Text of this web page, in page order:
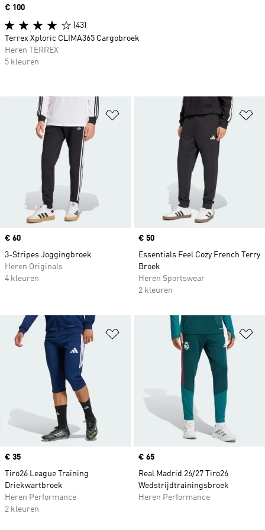
Op verlanglijst zetten
Price
€ 60
3-Stripes Joggingbroek
Heren Originals
4 kleuren
Price
€ 50
Essentials Feel Cozy French Terry
Broek
Heren Sportswear
2 kleuren
Op verlanglijst zetten
Price
€ 35
Tiro26 League Training
Driekwartbroek
Heren Performance
2 kleuren
Price
€ 65
Real Madrid 26/27 Tiro26
Wedstrijdtrainingsbroek
Heren Performance
Price
€ 100
(43)
Terrex Xploric CLIMA365 Cargobroek
Heren TERREX
5 kleuren